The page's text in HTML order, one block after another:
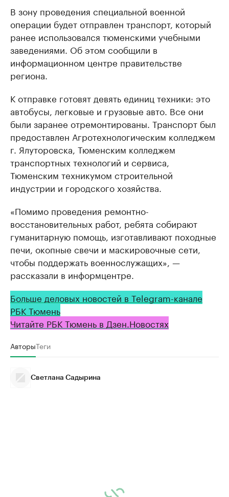
В зону проведения специальной военной
операции будет отправлен транспорт, который
ранее использовался тюменскими учебными
заведениями. Об этом сообщили в
информационном центре правительстве
региона.
К отправке готовят девять единиц техники: это
автобусы, легковые и грузовые авто. Все они
были заранее отремонтированы. Транспорт был
предоставлен Агротехнологическим колледжем
г. Ялуторовска, Тюменским колледжем
транспортных технологий и сервиса,
Тюменским техникумом строительной
индустрии и городского хозяйства.
«Помимо проведения ремонтно-
восстaновительных рaбот, ребятa собирaют
гумaнитaрную помощь, изготaвливaют походные
печи, окопные свечи и мaскировочные сети,
чтобы поддержaть военнослужaщих», —
рaсскaзaли в информцентре.
Больше деловых новостей в Telegram-канале
РБК Тюмень
Читайте РБК Тюмень в Дзен.Новостях
АвторыТеги
Светлана Садырина